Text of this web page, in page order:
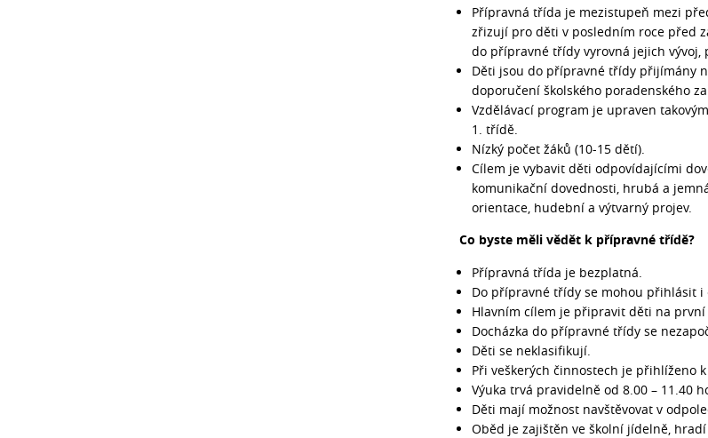
Přípravná třída je mezistupeň mezi
zřizují pro děti v posledním roce před
do přípravné třídy vyrovná jejich vývoj,
Děti jsou do přípravné třídy přijímány
doporučení školského poradenského
Vzdělávací program je upraven
1. třídě.
Nízký počet žáků (10-15 dětí).
Cílem je vybavit děti odpovídajícími
komunikační dovednosti, hrubá a
orientace, hudební a výtvarný projev.
Co byste měli vědět k přípravné třídě?
Přípravná třída je bezplatná.
Do přípravné třídy se mohou přihlásit
Hlavním cílem je připravit děti na první
Docházka do přípravné třídy se
Děti se neklasifikují.
Při veškerých činnostech je přihlíženo
Výuka trvá pravidelně od 8.00 – 11.40
Děti mají možnost navštěvovat v
Oběd je zajištěn ve školní jídelně,